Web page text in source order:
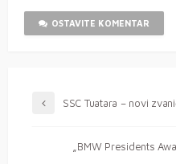
OSTAVITE KOMENTAR
SSC Tuatara – novi
„BMW Presidents